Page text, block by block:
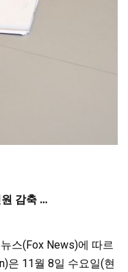
감축 …
스(Fox News)에 따르
은 11월 8일 수요일(현